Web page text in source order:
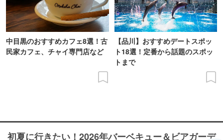
中目黒のおすすめカフェ8選！古
民家カフェ、チャイ専門店など
【品川】おすすめデートスポッ
ト18選！定番から話題のスポッ
トまで
初夏に行きたい！2026年バーベキュー＆ビアガーデ